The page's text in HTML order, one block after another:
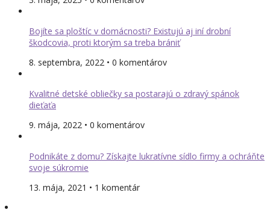
Bojíte sa ploštíc v domácnosti? Existujú aj iní drobní
škodcovia, proti ktorým sa treba brániť
8. septembra, 2022 • 0 komentárov
Kvalitné detské obliečky sa postarajú o zdravý spánok
dieťaťa
9. mája, 2022 • 0 komentárov
Podnikáte z domu? Získajte lukratívne sídlo firmy a ochráňte
svoje súkromie
13. mája, 2021 • 1 komentár